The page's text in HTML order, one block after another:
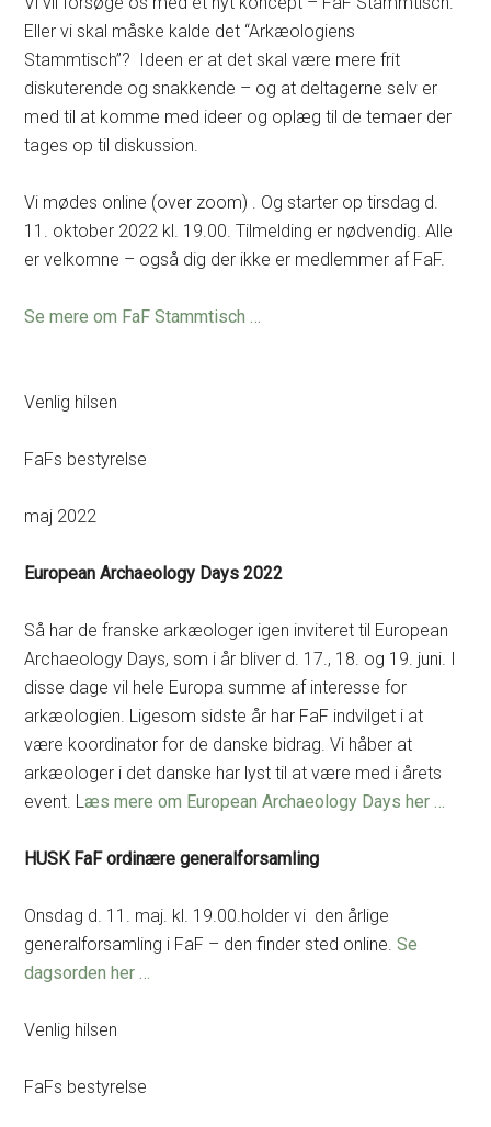
Eller vi skal måske kalde det “Arkæologiens
Stammtisch”? Ideen er at det skal være mere frit
diskuterende og snakkende – og at deltagerne selv er
med til at komme med ideer og oplæg til de temaer der
tages op til diskussion.
Vi mødes online (over zoom) . Og starter op tirsdag d.
11. oktober 2022 kl. 19.00. Tilmelding er nødvendig. Alle
er velkomne – også dig der ikke er medlemmer af FaF.
Se mere om FaF Stammtisch …
Venlig hilsen
FaFs bestyrelse
maj 2022
European Archaeology Days 2022
Så har de franske arkæologer igen inviteret til European
Archaeology Days, som i år bliver d. 17., 18. og 19. juni. I
disse dage vil hele Europa summe af interesse for
arkæologien. Ligesom sidste år har FaF indvilget i at
være koordinator for de danske bidrag. Vi håber at
arkæologer i det danske har lyst til at være med i årets
event. Læs mere om European Archaeology Days her …
HUSK FaF ordinære generalforsamling
Onsdag d. 11. maj. kl. 19.00.holder vi den årlige
generalforsamling i FaF – den finder sted online.Se
dagsorden her …
Venlig hilsen
FaFs bestyrelse